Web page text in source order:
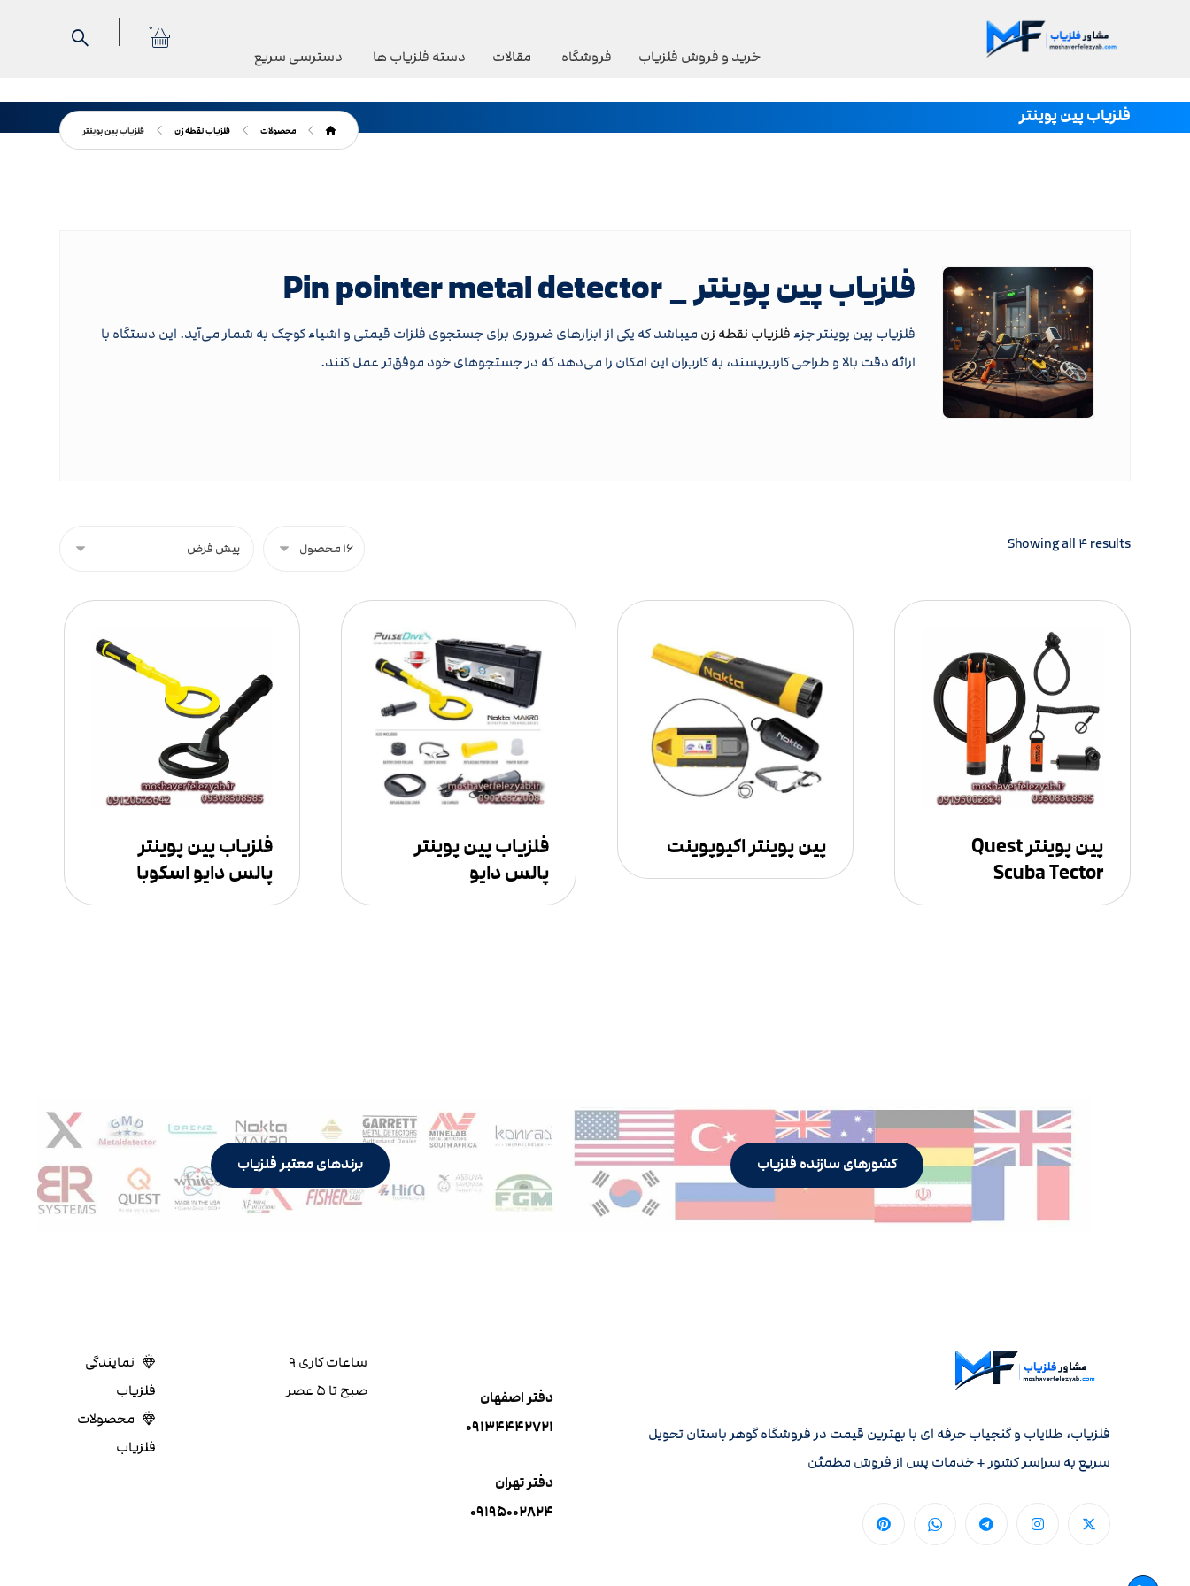
0
خرید و فروش فلزیاب فروشگاه مقالات دسته فلزیاب ها دسترسی سریع
فلزیاب پین پوینتر
محصولات فلزیاب نقطه زن فلزیاب پین پوینتر
فلزیاب پین پوینتر _ Pin pointer metal detector
فلزیاب پین پوینتر جزءفلزیاب نقطه زن میباشد که یکی از ابزارهای ضروری برای جستجوی فلزات قیمتی و اشیاء کوچک به شمار می‌آید. این دستگاه با
ارائه دقت بالا و طراحی کاربرپسند، به کاربران این امکان را می‌دهد که در جستجوهای خود موفق‌تر عمل کنند.
Showing all ۴ results
پین پوینتر Quest
Scuba Tector
پین پوینتر اکیوپوینت
فلزیاب پین پوینتر
پالس دایو
فلزیاب پین پوینتر
پالس دایو اسکوبا
کشورهای سازنده فلزیاب برندهای معتبر فلزیاب
فلزیاب، طلایاب و گنجیاب حرفه ای با بهترین قیمت در فروشگاه گوهر باستان تحویل
سریع به سراسر کشور + خدمات پس از فروش مطمئن
دفتر اصفهان
۰۹۱۳۴۴۴۲۷۲۱
دفتر تهران
۰۹۱۹۵۰۰۲۸۲۴
ساعات کاری ۹
صبح تا ۵ عصر
نمایندگی
فلزیاب
محصولات
فلزیاب